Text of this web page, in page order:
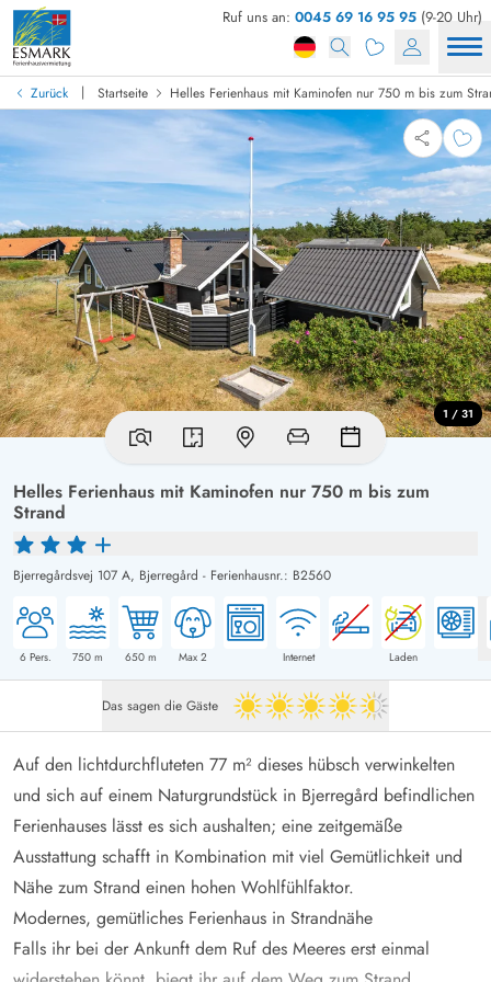
Ruf uns an: 0045 69 16 95 95 (9-20 Uhr)
Zurück | Startseite Helles Ferienhaus mit Kaminofen nur 750 m bis zum
Helles Ferienhaus mit Kaminofen nur 750 m bis zum
Strand
Bjerregårdsvej 107 A, Bjerregård - Ferienhausnr.: B2560
6Pers. 750 m 650m Max 2 Internet Laden
1 / 31
Das sagen die Gäste 4.5 von 5
Auf den lichtdurchfluteten 77 m² dieses hübsch verwinkelten
und sich auf einem Naturgrundstück in Bjerregård befindlichen
Ferienhauses lässt es sich aushalten; eine zeitgemäße
Ausstattung schafft in Kombination mit viel Gemütlichkeit und
Nähe zum Strand einen hohen Wohlfühlfaktor.
Modernes, gemütliches Ferienhaus in Strandnähe
Falls ihr bei der Ankunft dem Ruf des Meeres erst einmal